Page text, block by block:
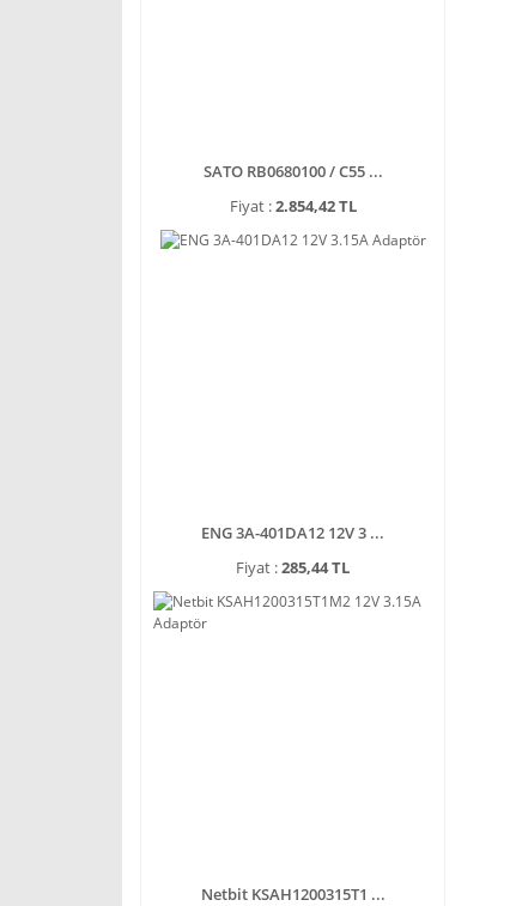
SATO RB0680100 / C55 ...
Fiyat :2.854,42 TL
ENG 3A-401DA12 12V 3 ...
Fiyat :285,44 TL
Netbit KSAH1200315T1 ...